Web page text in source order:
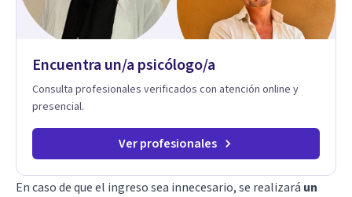
Encuentra un/a psicólogo/a
Consulta profesionales verificados con atención online y
presencial.
Ver profesionales
En caso de que el ingreso sea innecesario, se realizará un